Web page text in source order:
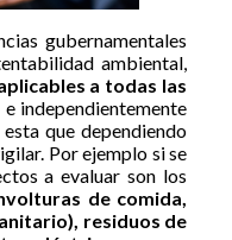
gubernamentales
ambiental,
a todas las
e independientemente
que dependiendo
Por ejemplo si se
a evaluar son los
de comida,
residuos de